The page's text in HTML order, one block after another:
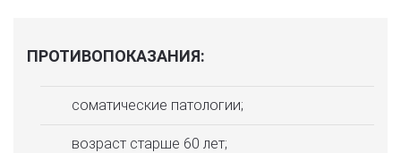
ПРОТИВОПОКАЗАНИЯ:
соматические патологии;
возраст старше 60 лет;